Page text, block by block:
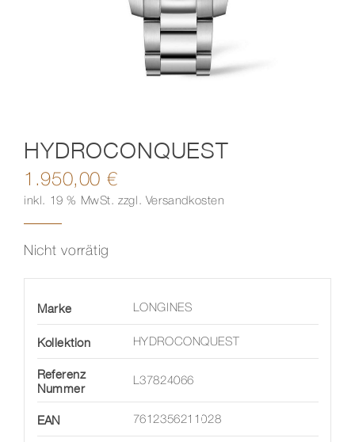
HYDROCONQUEST
1.950,00 €
inkl. 19 % MwSt. zzgl. Versandkosten
Nicht vorrätig
Marke LONGINES
Kollektion HYDROCONQUEST
Referenz
Nummer
L37824066
EAN 7612356211028